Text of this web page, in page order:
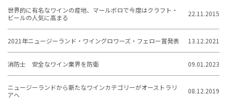
世界的に有名なワインの産地、マールボロで今度はクラフト・
ビールの人気に高まる
22.11.2015
2021年ニュージーランド・ワイングロワーズ・フェロー賞発表 13.12.2021
消防士 安全なワイン業界を防衛 09.01.2023
ニュージーランドから新たなワインカテゴリーがオーストラリ
アへ
08.12.2019